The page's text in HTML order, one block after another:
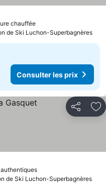
chauffée
de Ski Luchon-Superbagnères
Consulter les prix
Partager
de Ski Luchon-Superbagnères